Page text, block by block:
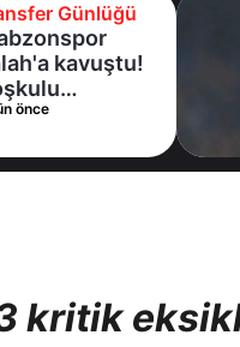
Günlüğü
kavuştu!
önce
kritik